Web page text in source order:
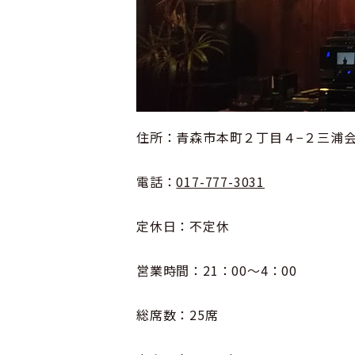
住所：青森市本町２丁目４−２三浦
電話：017-777-3031
定休日：不定休
営業時間：21：00～4：00
総席数：25席